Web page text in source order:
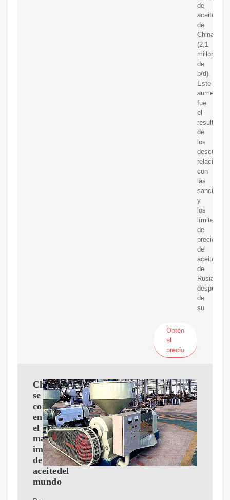
de
de
China
(2,1
millones
de
b/d).
Este
aumento
fue
el
resultado
de
los
con
las
sanciones
y
los
límites
de
precios
del
de
Rusia
después
de
su
Obtén
el
precio
China
se
convierte
en
el
mayor
importador
de
aceitedel
mundo